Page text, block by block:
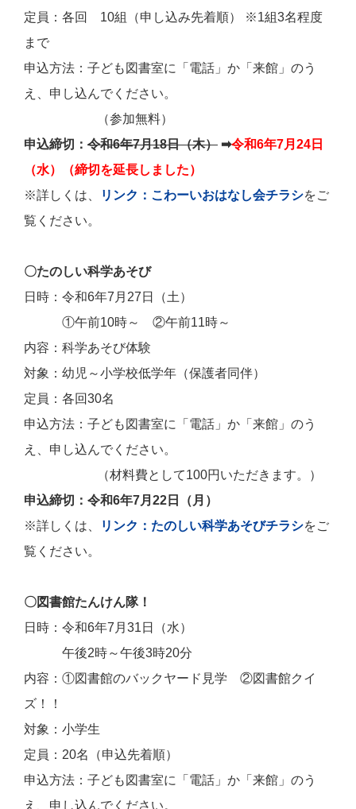
定員：各回 10組（申し込み先着順） ※1組3名程度
まで
申込方法：子ども図書室に「電話」か「来館」のう
え、申し込んでください。
（参加無料）
申込締切： 令和6年7月18日（木） ➡令和6年7月24日
（水）（締切を延長しました）
※詳しくは、
リンク：こわーいおはなし会チラシをご
覧ください。
〇たのしい科学あそび
日時：令和6年7月27日（土）
①午前10時～ ②午前11時～
内容：科学あそび体験
対象：幼児～小学校低学年（保護者同伴）
定員：各回30名
申込方法：子ども図書室に「電話」か「来館」のう
え、申し込んでください。
（材料費として100円いただきます。）
申込締切：令和6年7月22日（月）
※詳しくは、
リンク：たのしい科学あそびチラシをご
覧ください。
〇図書館たんけん隊！
日時：令和6年7月31日（水）
午後2時～午後3時20分
内容：①図書館のバックヤード見学 ②図書館クイ
ズ！！
対象：小学生
定員：20名（申込先着順）
申込方法：子ども図書室に「電話」か「来館」のう
え、申し込んでください。